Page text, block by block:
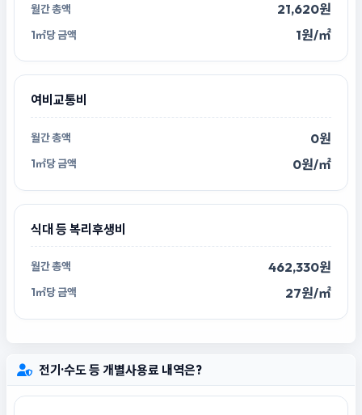
21,620원
1원/㎡
여비교통비
0원
0원/㎡
식대 등 복리후생비
462,330원
27원/㎡
전기·수도 등 개별사용료 내역은?